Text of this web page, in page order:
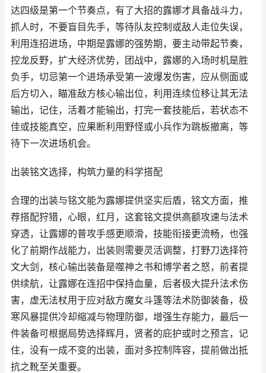
达四级是第一个节奏点，有了大招的露娜才具备战斗力，
抓人时，不要盲目先手，等待队友控制或敌人走位失误，
利用连招进场，中期是露娜的强势期，要主动带起节奏，
控龙反野，扩大经济优势，团战中，露娜的入场时机是胜
负手，切忌第一个进场承受第一波爆发伤害，应从侧面或
后方切入，瞄准敌方核心输出位，利用连续位移让其无法
输出，记住，活着才能输出，打完一套技能后，若状态不
佳或技能真空，应果断利用野怪或小兵作为跳板撤离，等
待下一次进场机会。
出装铭文选择，构筑力量的科学搭配
合理的出装与铭文能为露娜提供坚实后盾，铭文方面，推
荐搭配狩猎，心眼，红月，这套铭文提供高额攻速与法术
穿透，让露娜的普攻手感更顺滑，技能衔接更流畅，也强
化了前期作战能力，出装则需要灵活调整，打野刀选择符
文大剑，核心输出装备是噬神之书和博学者之怒，前者提
供续航，让露娜在连招中保持血量，后者极大提升法术伤
害，虚无法杖用于应对敌方魔女斗篷等法术防御装备，极
寒风暴提供冷却缩减与物理防御，增强生存能力，最后一
件装备可根据局势选择辉月，贤者的庇护或时之预言，记
住，没有一成不变的出装，面对多控制阵容，提前做出抵
抗之靴至关重要。